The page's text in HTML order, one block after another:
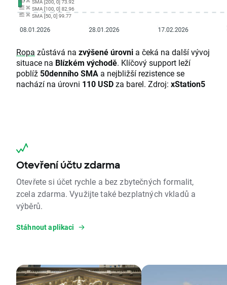
Ropa zůstává na zvýšené úrovni a čeká na další vývoj
situace na Blízkém východě. Klíčový support leží
poblíž 50denního SMA a nejbližší rezistence se
nachází na úrovni 110 USDza barel. Zdroj: xStation5
Otevření účtu zdarma
Otevřete si účet rychle a bez zbytečných formalit,
zcela zdarma. Využijte také bezplatných vkladů a
výběrů.
Stáhnout aplikaci